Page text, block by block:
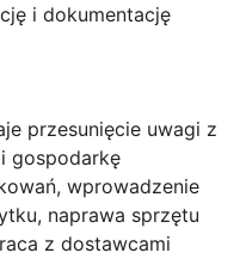
i dokumentację
przesunięcie uwagi z
i gospodarkę
wprowadzenie
naprawa sprzętu
z dostawcami